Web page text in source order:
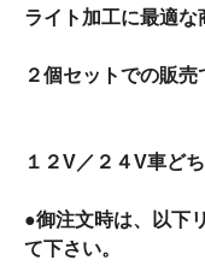
ライト加工に最適な
２個セットでの販売
１２V／２４V車ど
●御注文時は、以下
て下さい。